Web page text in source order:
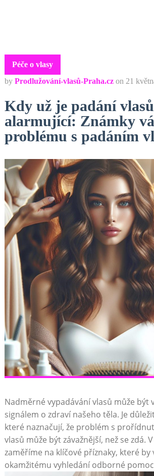
Péče o vlasy
by Prodlužování-vlasů-Praha.cz on 21
Kdy už je padání vlasů
alarmující: Známky
problému s padáním
Nadměrné vypadávání vlasů může být
signálem o zdraví našeho těla. Je
které naznačují, že problém s
vlasů může být závažnější, než se zdá.
zaměříme na klíčové příznaky, které
okamžitému vyhledání odborné